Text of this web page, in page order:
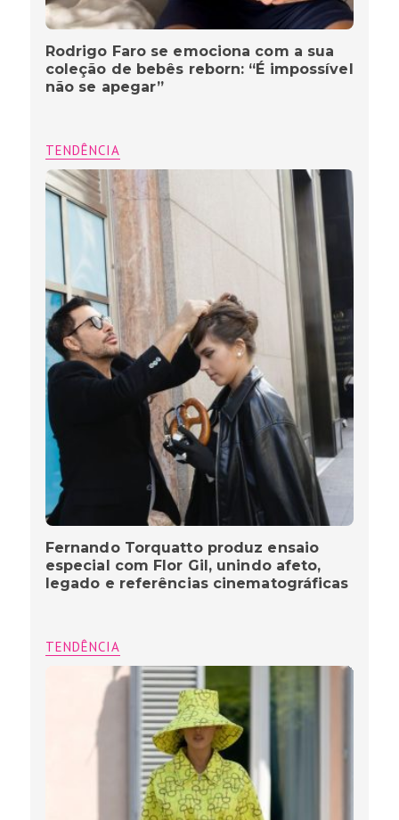
Rodrigo Faro se emociona com a sua
coleção de bebês reborn: “É impossível
não se apegar”
TENDÊNCIA
Fernando Torquatto produz ensaio
especial com Flor Gil, unindo afeto,
legado e referências cinematográficas
TENDÊNCIA